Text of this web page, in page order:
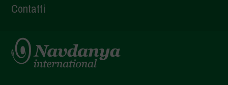
Contatti